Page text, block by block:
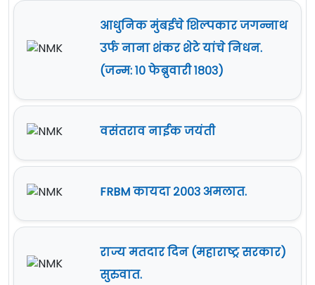
आधुनिक मुंबईचे शिल्पकार जगन्नाथ
उर्फ नाना शंकर शेटे यांचे निधन.
(जन्म: १० फेब्रुवारी १८०३)
वसंतराव नाईक जयंती
FRBM कायदा २००३ अमलात.
राज्य मतदार दिन (महाराष्ट्र सरकार)
सुरुवात.